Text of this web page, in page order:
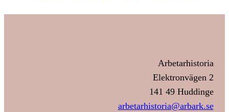
Arbetarhistoria
Elektronvägen 2
141 49 Huddinge
arbetarhistoria@arbark.se